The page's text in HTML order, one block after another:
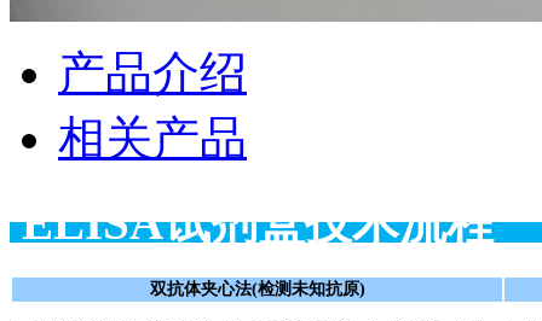
产品介绍
相关产品
ELISA试剂盒技
双抗体夹心法(检测未知抗原)